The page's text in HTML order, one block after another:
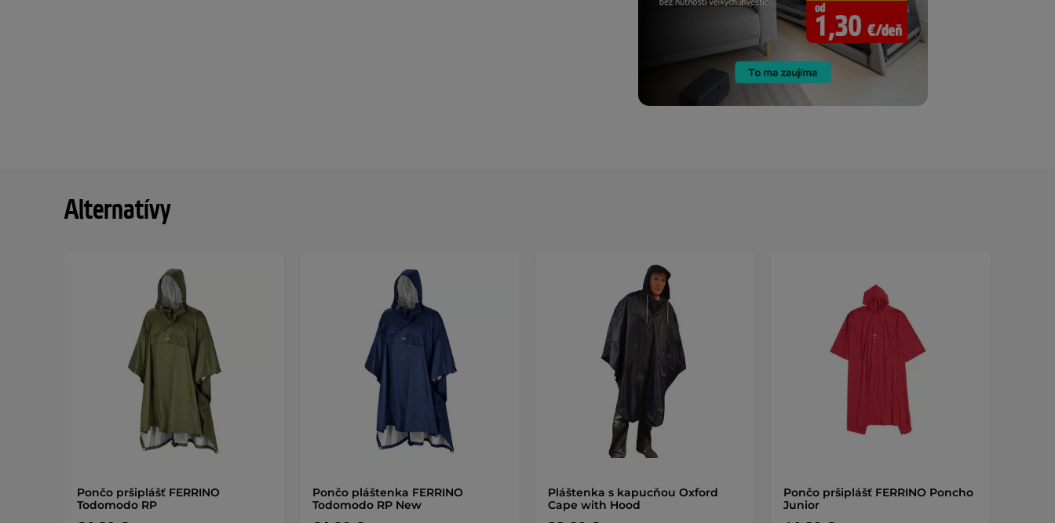
Alternatívy
Pončo pršiplášť FERRINO
Todomodo RP
Pončo pláštenka FERRINO
Todomodo RP New
Pláštenka s kapucňou Oxford
Cape with Hood
Pončo pršiplášť FERRINO Poncho
Junior